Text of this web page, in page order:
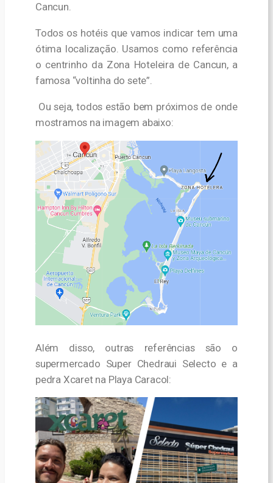
Cancun.
Todos os hotéis que vamos indicar tem uma
ótima localização. Usamos como referência
o centrinho da Zona Hoteleira de Cancun, a
famosa “voltinha do sete”.
Ou seja, todos estão bem próximos de onde
mostramos na imagem abaixo:
Além disso, outras referências são o
supermercado Super Chedraui Selecto e a
pedra Xcaret na Playa Caracol: